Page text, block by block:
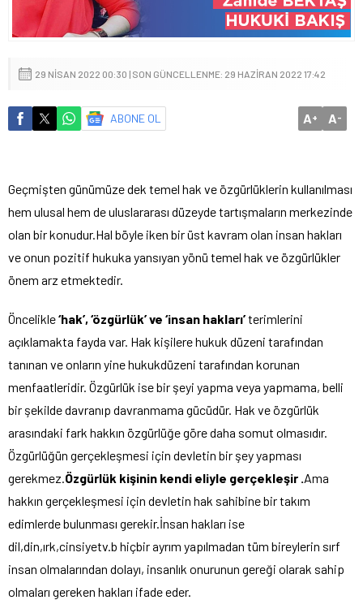
29 NISAN 2022 00:30 | SON GÜNCELLENME: 29 HAZIRAN 2022 17:42
ABONE OL A+ A-
Geçmişten günümüze dek temel hak ve özgürlüklerin kullanılması
hem ulusal hem de uluslararası düzeyde tartışmaların merkezinde
olan bir konudur.Hal böyle iken bir üst kavram olan insan hakları
ve onun pozitif hukuka yansıyan yönü temel hak ve özgürlükler
önem arz etmektedir.
Öncelikle‘hak’, ‘özgürlük’ ve ‘insan hakları’terimlerini
açıklamakta fayda var. Hak kişilere hukuk düzeni tarafından
tanınan ve onların yine hukukdüzeni tarafından korunan
menfaatleridir. Özgürlük ise bir şeyi yapma veya yapmama, belli
bir şekilde davranıp davranmama gücüdür. Hak ve özgürlük
arasındaki fark hakkın özgürlüğe göre daha somut olmasıdır.
Özgürlüğün gerçekleşmesi için devletin bir şey yapması
gerekmez.Özgürlük kişinin kendi eliyle gerçekleşir .Ama
hakkın gerçekleşmesi için devletin hak sahibine bir takım
edimlerde bulunması gerekir.İnsan hakları ise
dil,din,ırk,cinsiyetv.b hiçbir ayrım yapılmadan tüm bireylerin sırf
insan olmalarından dolayı, insanlık onurunun gereği olarak sahip
olmaları gereken hakları ifade eder.